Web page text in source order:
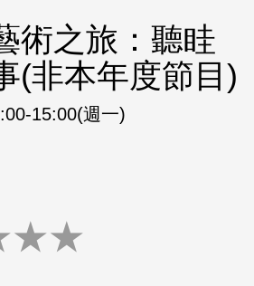
術之旅：聽眭
(非本年度節目)
15:00(週一)
★★